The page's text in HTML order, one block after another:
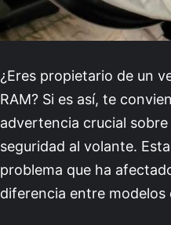
¿Eres propietario de un
RAM? Si es así, te
advertencia crucial
seguridad al volante.
problema que ha
diferencia entre modelos